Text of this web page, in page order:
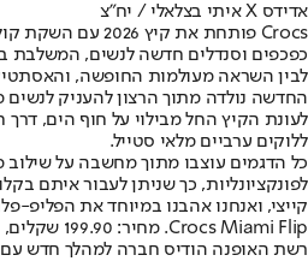
אדידס X איתי בצלאלי / יח"צ
כפכפים וסנדלים חדשה לנשים, המשלבת
לבין השראה מעולמות החופשה,
החדשה נולדה מתוך הרצון להעניק לנשים
לעונת הקיץ החל מבילוי על חוף הים, דרך
ללוקים ערביים מלאי סטייל.
כל הדגמים עוצבו מתוך מחשבה על שילוב
לפונקציונליות, כך שניתן לעבור איתם
קייצי, ואנחנו אהבנו במיוחד את הפליפ-
Crocs Miami Flip. מחיר: 199.90 שקלים,
רשת האופנה הודיס חברה למהלך חדש עם